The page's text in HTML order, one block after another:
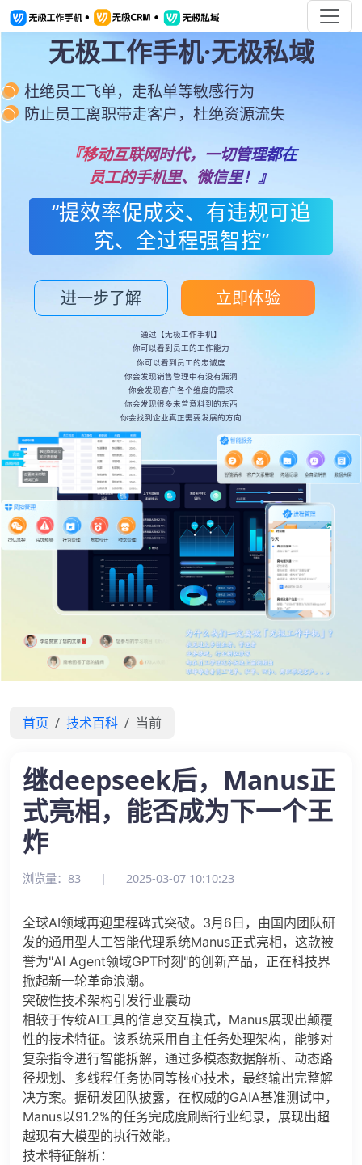
无极工作手机·无极私域
杜绝员工飞单，走私单等敏感行为
防止员工离职带走客户，杜绝资源流失
『移动互联网时代，一切管理都在
员工的手机里、微信里！』
“提效率促成交、有违规可追
究、全过程强智控”
进一步了解 立即体验
通过【无极工作手机】
你可以看到员工的工作能力
你可以看到员工的忠诚度
你会发现销售管理中有没有漏洞
你会发现客户各个维度的需求
你会发现很多未曾意料到的东西
你会找到企业真正需要发展的方向
首页 技术百科 当前
继deepseek后，Manus正
式亮相，能否成为下一个王
炸
浏览量：83 | 2025-03-07 10:10:23
全球AI领域再迎里程碑式突破。3月6日，由国内团队研
发的通用型人工智能代理系统Manus正式亮相，这款被
誉为"AI Agent领域GPT时刻"的创新产品，正在科技界
掀起新一轮革命浪潮。
突破性技术架构引发行业震动
相较于传统AI工具的信息交互模式，Manus展现出颠覆
性的技术特征。该系统采用自主任务处理架构，能够对
复杂指令进行智能拆解，通过多模态数据解析、动态路
径规划、多线程任务协同等核心技术，最终输出完整解
决方案。据研发团队披露，在权威的GAIA基准测试中，
Manus以91.2%的任务完成度刷新行业纪录，展现出超
越现有大模型的执行效能。
技术特征解析：